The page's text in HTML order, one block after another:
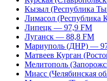
Кызыл (Республика
Лимасол (Республика
Липецк — 97,9 FM
Луганск — 88,8 FM
Мариуполь (ДНР) —
Матвеев Курган
Мелитополь
Миасс (Челябинская